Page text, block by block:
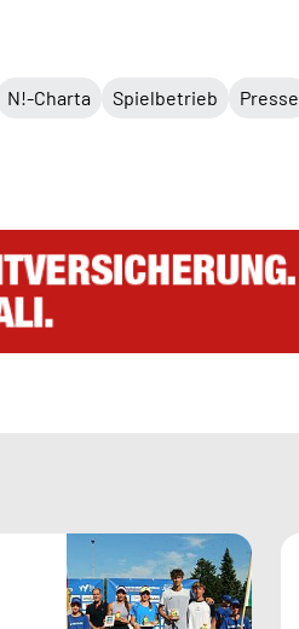
N!-Charta Spielbetrieb Presse